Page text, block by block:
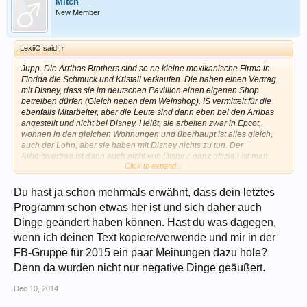
New Member
LexiiO said: ↑
Jupp. Die Arribas Brothers sind so ne kleine mexikanische Firma in
Florida die Schmuck und Kristall verkaufen. Die haben einen Vertrag
mit Disney, dass sie im deutschen Pavillion einen eigenen Shop
betreiben dürfen (Gleich neben dem Weinshop). IS vermittelt für die
ebenfalls Mitarbeiter, aber die Leute sind dann eben bei den Arribas
angestellt und nicht bei Disney. Heißt, sie arbeiten zwar in Epcot,
wohnen in den gleichen Wohnungen und überhaupt ist alles gleich,
auch der Lohn, aber sie haben mit Disney nichts zu tun. Der
Arbeitsvertrag ist dann auch nicht von Disney, ganz offiziell ist man
zwar ein Cast Member, aber eigentlich - nicht, nein. Man arbeitet nicht
Was heißt das konkret?
Du arbeitest das gesamte Jahr
ausschließlich in ein und dem selben Shop - "Kunst in Kristall". Nix mit
lustig Position rotieren alle 2 Stunden und hier mal Schokoerdbeeren
und Popcorn machen, dann da an Silvester Bier ausschenken oder
dort Uhren und Weihnachtsschmuck verkaufen. Du bist und bleibst im
Kristallshop. Die ganze Schicht, jede Schicht. Abwechslung = 0.
Außerdem dürfen die Leute den Shop während der Schicht nicht
die "normalen" CMs im Merch dürfen das offiziell auch nicht, hält sich
Click to expand...
Du hast ja schon mehrmals erwähnt, dass dein letztes
Programm schon etwas her ist und sich daher auch
Dinge geändert haben können. Hast du was dagegen,
wenn ich deinen Text kopiere/verwende und mir in der
FB-Gruppe für 2015 ein paar Meinungen dazu hole?
Denn da wurden nicht nur negative Dinge geäußert.
Dec 10, 2014